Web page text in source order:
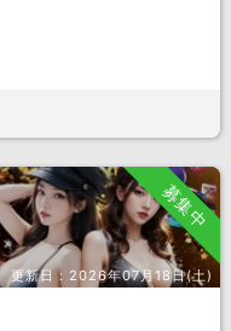
募集中
更新日： 2026年07月18日(土)